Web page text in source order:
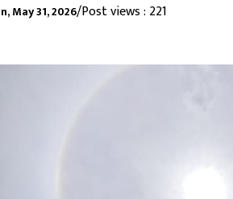
May 31, 2026/Post views : 221